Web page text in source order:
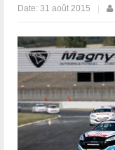
Date:31 août 2015 |